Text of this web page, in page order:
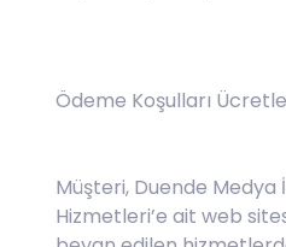
Ödeme Koşulları
Müşteri, Duende
Hizmetleri’e ait web